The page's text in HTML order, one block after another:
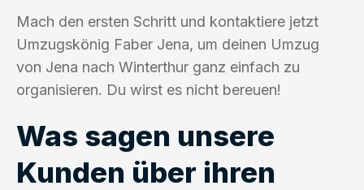
Mach den ersten Schritt und kontaktiere jetzt
Umzugskönig Faber Jena, um deinen Umzug
von Jena nach Winterthur ganz einfach zu
organisieren. Du wirst es nicht bereuen!
Was sagen unsere
Kunden über ihren